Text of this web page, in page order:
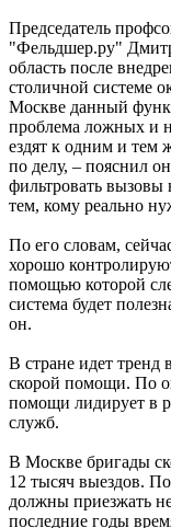
Председатель
"Фельдшер.ру"
область после
столичной системе
Москве данный
проблема ложных и
ездят к одним и тем
по делу, – пояснил
фильтровать
тем, кому реально
По его словам,
хорошо
помощью которой
система будет
он.
В стране идет тренд
скорой помощи. По
помощи лидирует в
служб.
В Москве бригады
12 тысяч выездов.
должны приезжать
последние годы